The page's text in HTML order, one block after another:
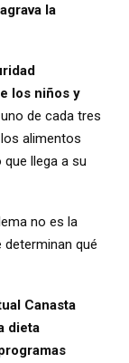
la
los niños y
de cada tres
alimentos
llega a su
no es la
qué
Canasta
dieta